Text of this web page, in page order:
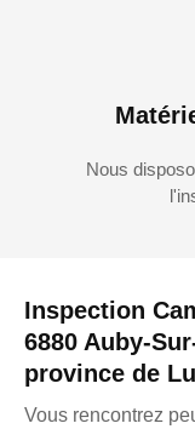
Inspection
6880 Auby-
province de
Vous rencontrez
Nous